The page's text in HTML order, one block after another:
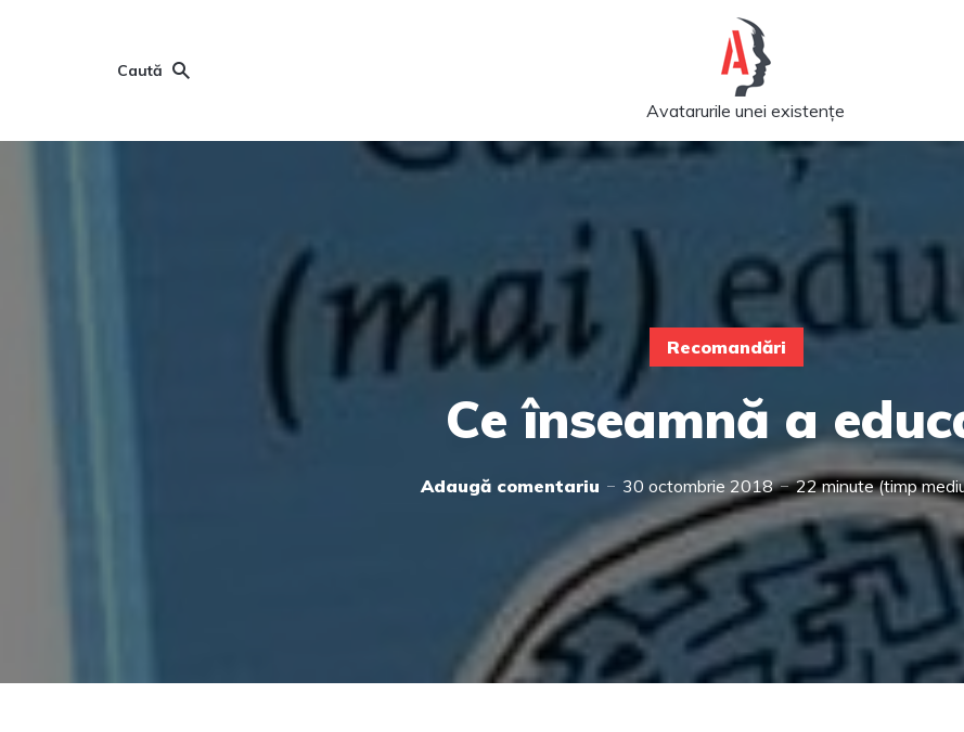
Caută
Avatarurile unei existențe
Recomandări
Ce înseamnă a
Adaugă comentariu 30 octombrie 2018 22 minute (timp